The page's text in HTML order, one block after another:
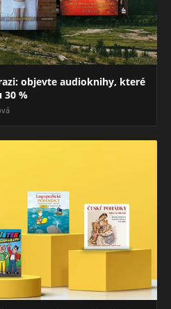
objevte audioknihy, které
30 %